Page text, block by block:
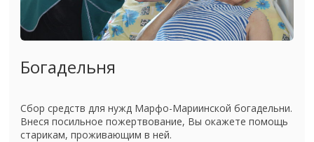
Богадельня
Сбор средств для нужд Марфо-Мариинской богадельни.
Внеся посильное пожертвование, Вы окажете помощь
старикам, проживающим в ней.